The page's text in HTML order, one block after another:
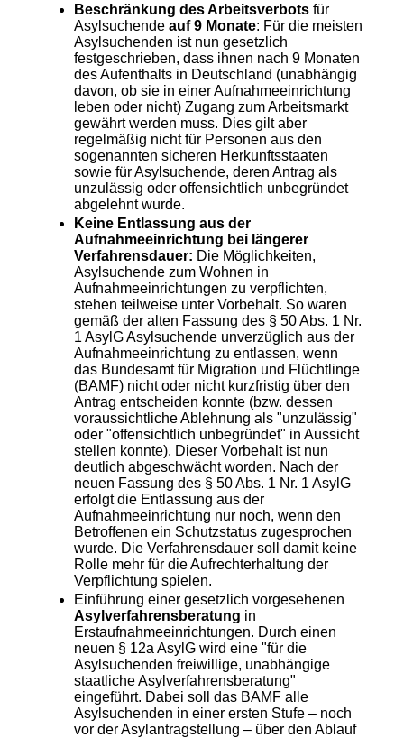
Beschränkung des Arbeitsverbots für
Asylsuchendeauf 9 Monate: Für die meisten
Asylsuchenden ist nun gesetzlich
festgeschrieben, dass ihnen nach 9 Monaten
des Aufenthalts in Deutschland (unabhängig
davon, ob sie in einer Aufnahmeeinrichtung
leben oder nicht) Zugang zum Arbeitsmarkt
gewährt werden muss. Dies gilt aber
regelmäßig nicht für Personen aus den
sogenannten sicheren Herkunftsstaaten
sowie für Asylsuchende, deren Antrag als
unzulässig oder offensichtlich unbegründet
abgelehnt wurde.
Keine Entlassung aus der
Aufnahmeeinrichtung bei längerer
Verfahrensdauer: Die Möglichkeiten,
Asylsuchende zum Wohnen in
Aufnahmeeinrichtungen zu verpflichten,
stehen teilweise unter Vorbehalt. So waren
gemäß der alten Fassung des § 50 Abs. 1 Nr.
1 AsylG Asylsuchende unverzüglich aus der
Aufnahmeeinrichtung zu entlassen, wenn
das Bundesamt für Migration und Flüchtlinge
(BAMF) nicht oder nicht kurzfristig über den
Antrag entscheiden konnte (bzw. dessen
voraussichtliche Ablehnung als "unzulässig"
oder "offensichtlich unbegründet" in Aussicht
stellen konnte). Dieser Vorbehalt ist nun
deutlich abgeschwächt worden. Nach der
neuen Fassung des § 50 Abs. 1 Nr. 1 AsylG
erfolgt die Entlassung aus der
Aufnahmeeinrichtung nur noch, wenn den
Betroffenen ein Schutzstatus zugesprochen
wurde. Die Verfahrensdauer soll damit keine
Rolle mehr für die Aufrechterhaltung der
Verpflichtung spielen.
Einführung einer gesetzlich vorgesehenen
Asylverfahrensberatung in
Erstaufnahmeeinrichtungen. Durch einen
neuen § 12a AsylG wird eine "für die
Asylsuchenden freiwillige, unabhängige
staatliche Asylverfahrensberatung"
eingeführt. Dabei soll das BAMF alle
Asylsuchenden in einer ersten Stufe – noch
vor der Asylantragstellung – über den Ablauf